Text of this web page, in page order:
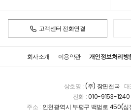
고객센터 전화연결
회사소개 이용약관 개인정보처리방
상호명 :(주) 장판천국 대
전화 :010-9153-1240
주소 : 인천광역시 부평구 백범로 450(십